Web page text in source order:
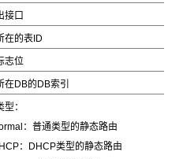
接口
在的表ID
志位
在DB的DB索引
型：
：普通类型的静态路由
：DHCP类型的静态路由